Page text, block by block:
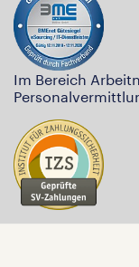
Im Bereich